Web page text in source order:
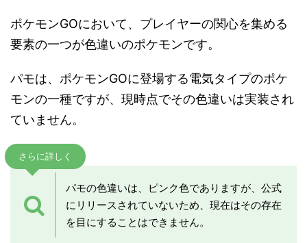
ポケモンGOにおいて、プレイヤーの関心を集める
要素の一つが色違いのポケモンです。
パモは、ポケモンGOに登場する電気タイプのポケ
モンの一種ですが、現時点でその色違いは実装され
ていません。
さらに詳しく
パモの色違いは、ピンク色でありますが、公式
にリリースされていないため、現在はその存在
を目にすることはできません。